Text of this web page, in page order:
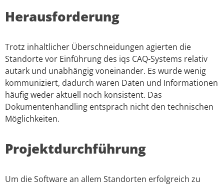
Herausforderung
Trotz inhaltlicher Überschneidungen agierten die
Standorte vor Einführung des iqs CAQ-Systems relativ
autark und unabhängig voneinander. Es wurde wenig
kommuniziert, dadurch waren Daten und Informationen
häufig weder aktuell noch konsistent. Das
Dokumentenhandling entsprach nicht den technischen
Möglichkeiten.
Projektdurchführung
Um die Software an allem Standorten erfolgreich zu